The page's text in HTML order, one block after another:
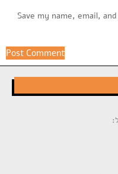
Save my name, email,